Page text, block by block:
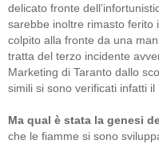
delicato fronte
sarebbe inoltre rimasto ferito
colpito alla fronte da una
tratta del terzo incidente
Marketing di Taranto dallo
simili si sono verificati infatti
Ma qual è stata la genesi
che le fiamme si sono